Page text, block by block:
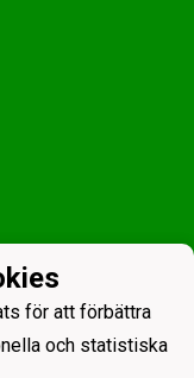
för att förbättra
och statistiska